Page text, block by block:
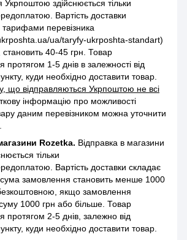
Укрпоштою здійснюється тільки
Вартість доставки
тарифами перевізника
ua/taryfy-ukrposhta-standart)
становить 40-45 грн. Товар
протягом 1-5 днів в залежності від
куди необхідно доставити товар.
що відправляються Укрпоштою не всі
інформацію про можливості
даним перевізником можна уточнити
Rozetka. Відправка в магазини
тільки
Вартість доставки складає
замовлення становить менше 1000
якщо замовлення
1000 грн або більше. Товар
протягом 2-5 днів, залежно від
куди необхідно доставити товар.